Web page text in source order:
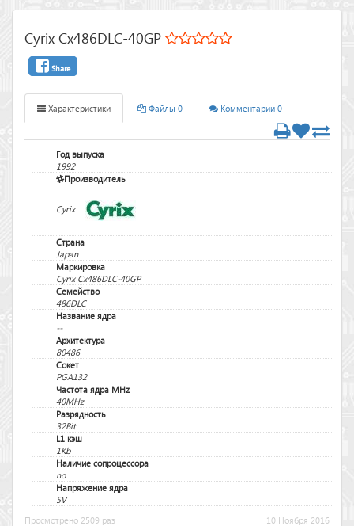
Cyrix Cx486DLC-40GP
Share
Характеристики Файлы 0 Комментарии 0
Год выпуска
1992
Производитель
Cyrix
Страна
Japan
Маркировка
Cyrix Cx486DLC-40GP
Семейство
486DLC
Название ядра
--
Архитектура
80486
Сокет
PGA132
Частота ядра MHz
40MHz
Разрядность
32Bit
L1 кэш
1Kb
Наличие сопроцессора
no
Напряжение ядра
5V
Просмотрено 2509 раз
10 Ноября 2016